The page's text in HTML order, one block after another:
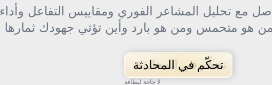
مع تحليل المشاعر الفوري ومقاييس التفاعل وأداء
تحكّم في المحادثة
لا حاجة لبطاقة